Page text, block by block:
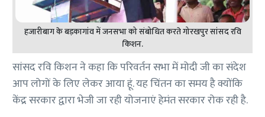
हजारीबाग के बड़कागांव में जनसभा को संबोधित करते गोरखपुर सांसद रवि
किशन.
सांसद रवि किशन ने कहा कि परिवर्तन सभा में मोदी जी का संदेश
आप लोगों के लिए लेकर आया हूं. यह चिंतन का समय है क्योंकि
केंद्र सरकार द्वारा भेजी जा रही योजनाएं हेमंत सरकार रोक रही है.